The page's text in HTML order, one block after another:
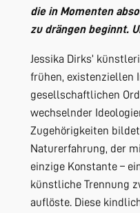
die in Momenten
zu drängen beginnt.
Jessika Dirks’
frühen, existenziellen
gesellschaftlichen
wechselnder
Zugehörigkeiten
Naturerfahrung, der
einzige Konstante –
künstliche Trennung
auflöste. Diese